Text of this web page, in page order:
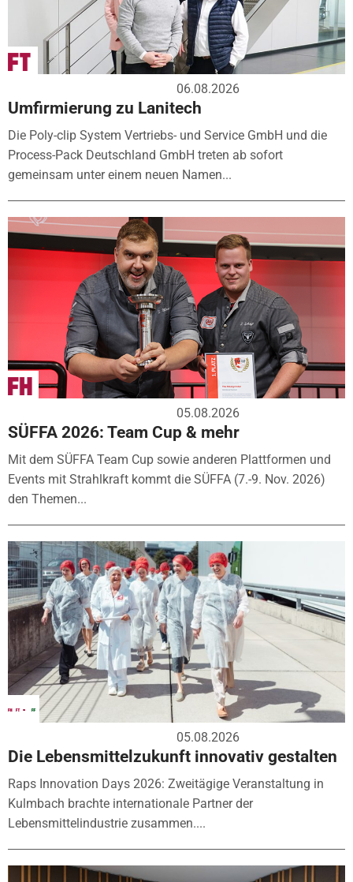
06.08.2026
Umfirmierung zu Lanitech
Die Poly-clip System Vertriebs- und Service GmbH und die
Process-Pack Deutschland GmbH treten ab sofort
gemeinsam unter einem neuen Namen...
05.08.2026
SÜFFA 2026: Team Cup & mehr
Mit dem SÜFFA Team Cup sowie anderen Plattformen und
Events mit Strahlkraft kommt die SÜFFA (7.-9. Nov. 2026)
den Themen...
05.08.2026
Die Lebensmittelzukunft innovativ gestalten
Raps Innovation Days 2026: Zweitägige Veranstaltung in
Kulmbach brachte internationale Partner der
Lebensmittelindustrie zusammen....